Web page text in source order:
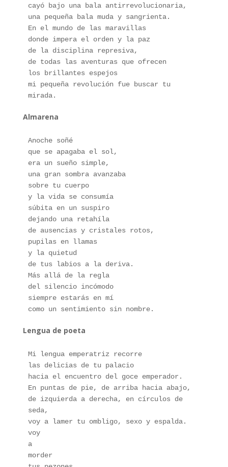
cayó bajo una bala antirrevolucionaria,
una pequeña bala muda y sangrienta.
En el mundo de las maravillas
donde impera el orden y la paz
de la disciplina represiva,
de todas las aventuras que ofrecen
los brillantes espejos
mi pequeña revolución fue buscar tu
mirada.
Almarena
Anoche soñé
que se apagaba el sol,
era un sueño simple,
una gran sombra avanzaba
sobre tu cuerpo
y la vida se consumía
súbita en un suspiro
dejando una retahíla
de ausencias y cristales rotos,
pupilas en llamas
y la quietud
de tus labios a la deriva.
Más allá de la regla
del silencio incómodo
siempre estarás en mí
como un sentimiento sin nombre.
Lengua de poeta
Mi lengua emperatriz recorre
las delicias de tu palacio
hacia el encuentro del goce emperador.
En puntas de pie, de arriba hacia abajo,
de izquierda a derecha, en círculos de
seda,
voy a lamer tu ombligo, sexo y espalda.
voy
a
morder